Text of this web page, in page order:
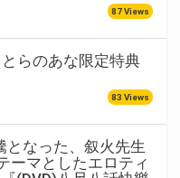
87 Views
らのあな限定特典
83 Views
となった、叙火先生
ーマとしたエロティ